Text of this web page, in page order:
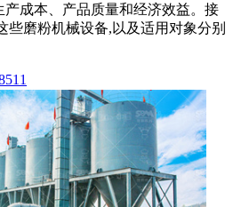
产成本、产品质量和经济效益。接
些磨粉机械设备,以及适用对象分别